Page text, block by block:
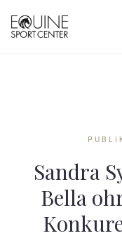
Sandra
Bella